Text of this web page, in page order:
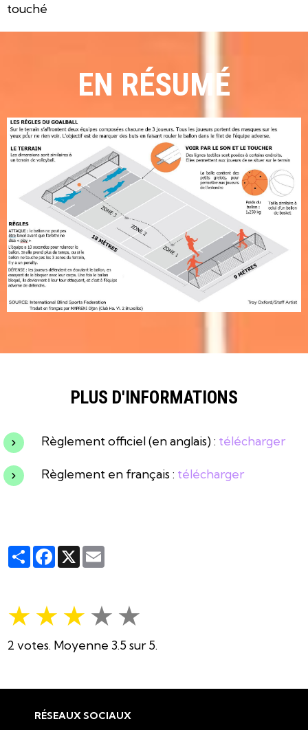
touché
EN RÉSUMÉ
PLUS D'INFORMATIONS
Règlement officiel (en anglais) : télécharger
Règlement en français : télécharger
PartagerFacebook
X
★ ★ ★ ★ ★
2 votes. Moyenne 3.5sur 5.
RÉSEAUX SOCIAUX